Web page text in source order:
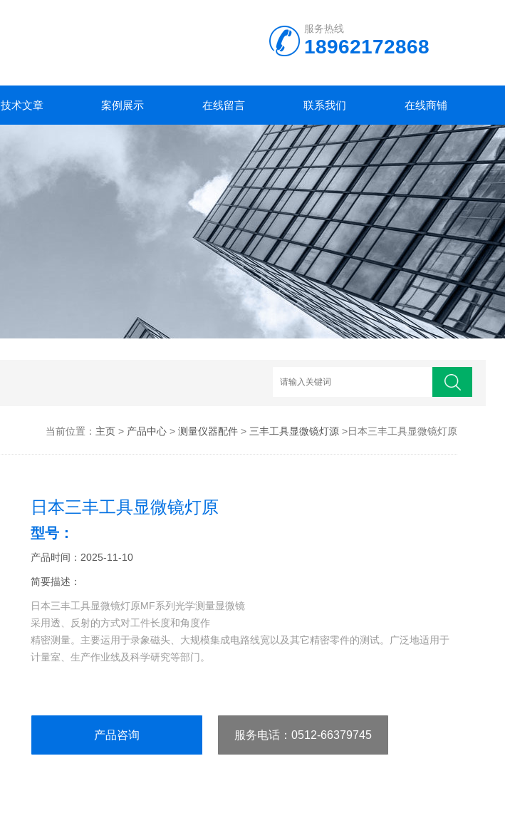
服务热线
18962172868
技术文章 案例展示 在线留言 联系我们 在线商铺
当前位置： 主页> 产品中心> 测量仪器配件> 三丰工具显微镜灯源>日本三丰工具显微镜灯原
日本三丰工具显微镜灯原
型号：
产品时间：2025-11-10
简要描述：
日本三丰工具显微镜灯原MF系列光学测量显微镜
采用透、反射的方式对工件长度和角度作
精密测量。主要运用于录象磁头、大规模集成电路线宽以及其它精密零件的测试。广泛地适用于
计量室、生产作业线及科学研究等部门。
产品咨询 服务电话：0512-66379745